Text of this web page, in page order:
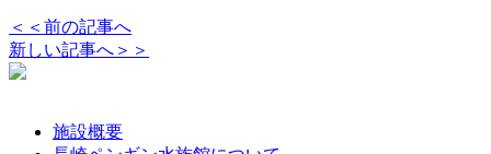
＜＜前の記事へ
新しい記事へ＞＞
施設概要